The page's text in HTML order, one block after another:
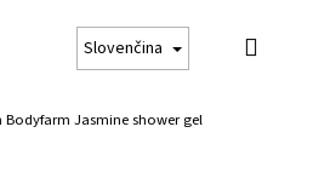
Darčekové poukážky
Slovenčina Hľadať
Bodyfarm Jasmine shower gel